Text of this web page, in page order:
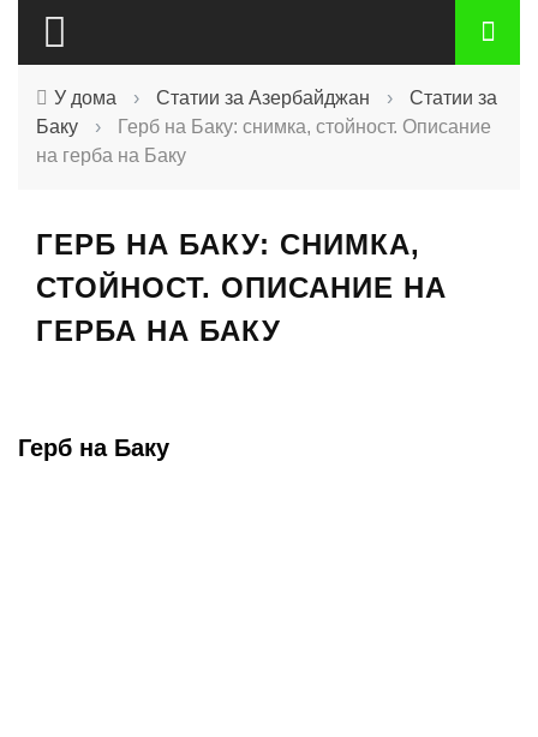
У дома › Статии за Азербайджан ›
Статии за
Баку
›
Герб на Баку: снимка, стойност. Описание
на герба на Баку
ГЕРБ НА БАКУ: СНИМКА,
СТОЙНОСТ. ОПИСАНИЕ НА
ГЕРБА НА БАКУ
Герб на Баку